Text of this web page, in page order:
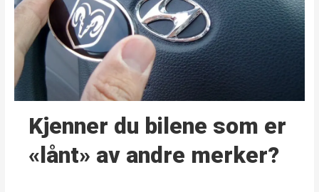
Kjenner du bilene som er
«lånt» av andre merker?